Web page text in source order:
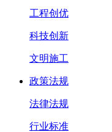
工程创优
科技创新
文明施工
政策法规
法律法规
行业标准